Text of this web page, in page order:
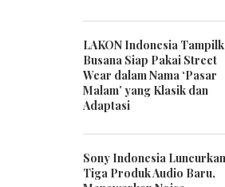
LAKON Indonesia
Busana Siap Pakai Street
Wear dalam Nama ‘Pasar
Malam’ yang Klasik dan
Adaptasi
Sony Indonesia Luncurkan
Tiga Produk Audio Baru,